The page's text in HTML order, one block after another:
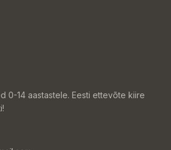
0-14 aastastele. Eesti ettevõte kiire